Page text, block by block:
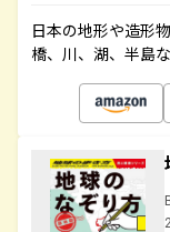
日本の地形や造形
橋、川、湖、半島